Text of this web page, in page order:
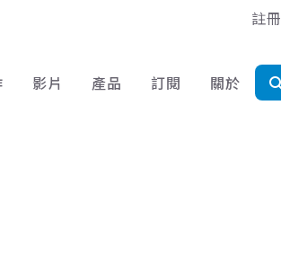
註冊
影片 產品 訂閱 關於